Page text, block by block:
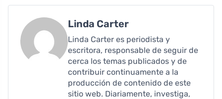
Linda Carter
Linda Carter es periodista y
escritora, responsable de seguir de
cerca los temas publicados y de
contribuir continuamente a la
producción de contenido de este
sitio web. Diariamente, investiga,